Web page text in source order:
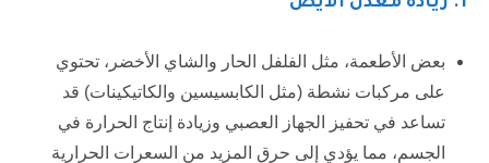
بعض الأطعمة، مثل الفلفل الحار والشاي الأخضر، تحتوي
على مركبات نشطة (مثل الكابسيسين والكاتيكينات) قد
تساعد في تحفيز الجهاز العصبي وزيادة إنتاج الحرارة في
الجسم، مما يؤدي إلى حرق المزيد من السعرات الحرارية